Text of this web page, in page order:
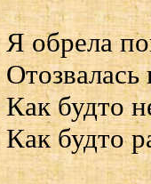
Я обрела
Как будто
Как будто